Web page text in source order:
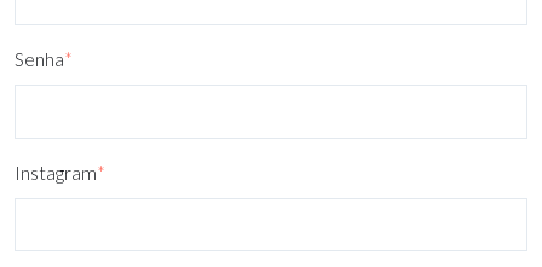
Senha*
Instagram*